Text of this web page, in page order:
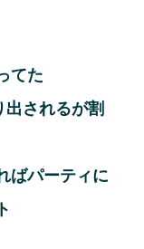
てた
されるが割
ばパーティに